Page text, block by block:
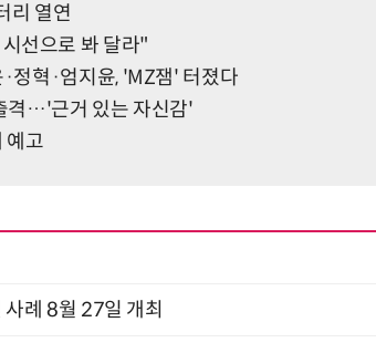
리 열연
선으로 봐 달라"
정혁·엄지윤, 'MZ잼' 터졌다
격…'근거 있는 자신감'
예고
례 8월 27일 개최